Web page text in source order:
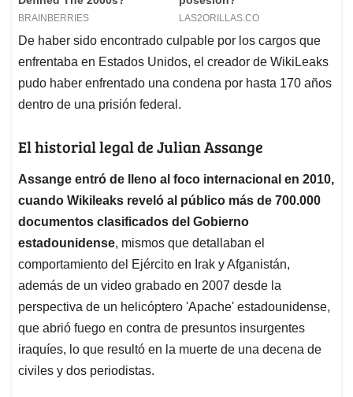
De haber sido encontrado culpable por los cargos que
enfrentaba en Estados Unidos, el creador de WikiLeaks
pudo haber enfrentado una condena por hasta 170 años
dentro de una prisión federal.
El historial legal de Julian Assange
Assange entró de lleno al foco internacional en 2010,
cuando Wikileaks reveló al público más de 700.000
documentos clasificados del Gobierno
estadounidense, mismos que detallaban el
comportamiento del Ejército en Irak y Afganistán,
además de un video grabado en 2007 desde la
perspectiva de un helicóptero 'Apache' estadounidense,
que abrió fuego en contra de presuntos insurgentes
iraquíes, lo que resultó en la muerte de una decena de
civiles y dos periodistas.